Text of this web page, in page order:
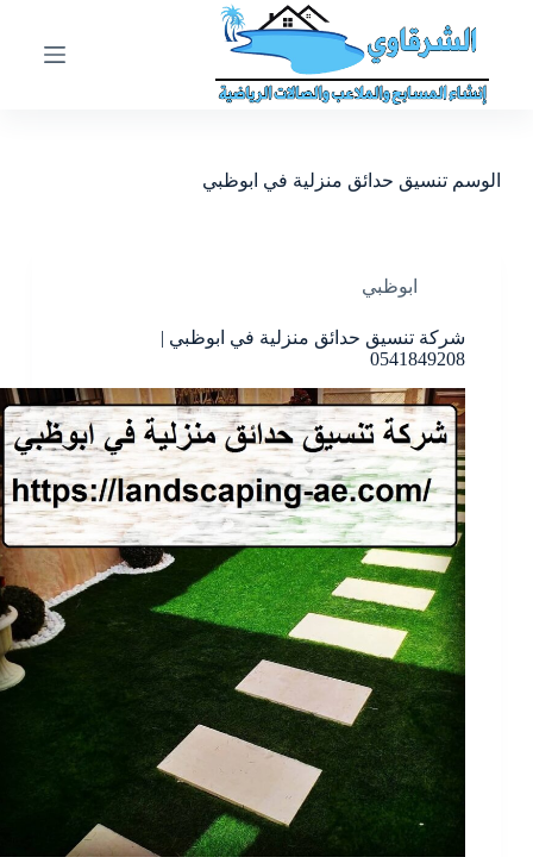
ى
الوسم تنسيق حدائق منزلية في ابوظبي
ابوظبي
شركة تنسيق حدائق منزلية في ابوظبي |
0541849208